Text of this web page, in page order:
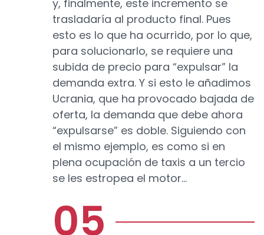
y, finalmente, este incremento se
trasladaría al producto final. Pues
esto es lo que ha ocurrido, por lo que,
para solucionarlo, se requiere una
subida de precio para “expulsar” la
demanda extra. Y si esto le añadimos
Ucrania, que ha provocado bajada de
oferta, la demanda que debe ahora
“expulsarse” es doble. Siguiendo con
el mismo ejemplo, es como si en
plena ocupación de taxis a un tercio
se les estropea el motor…